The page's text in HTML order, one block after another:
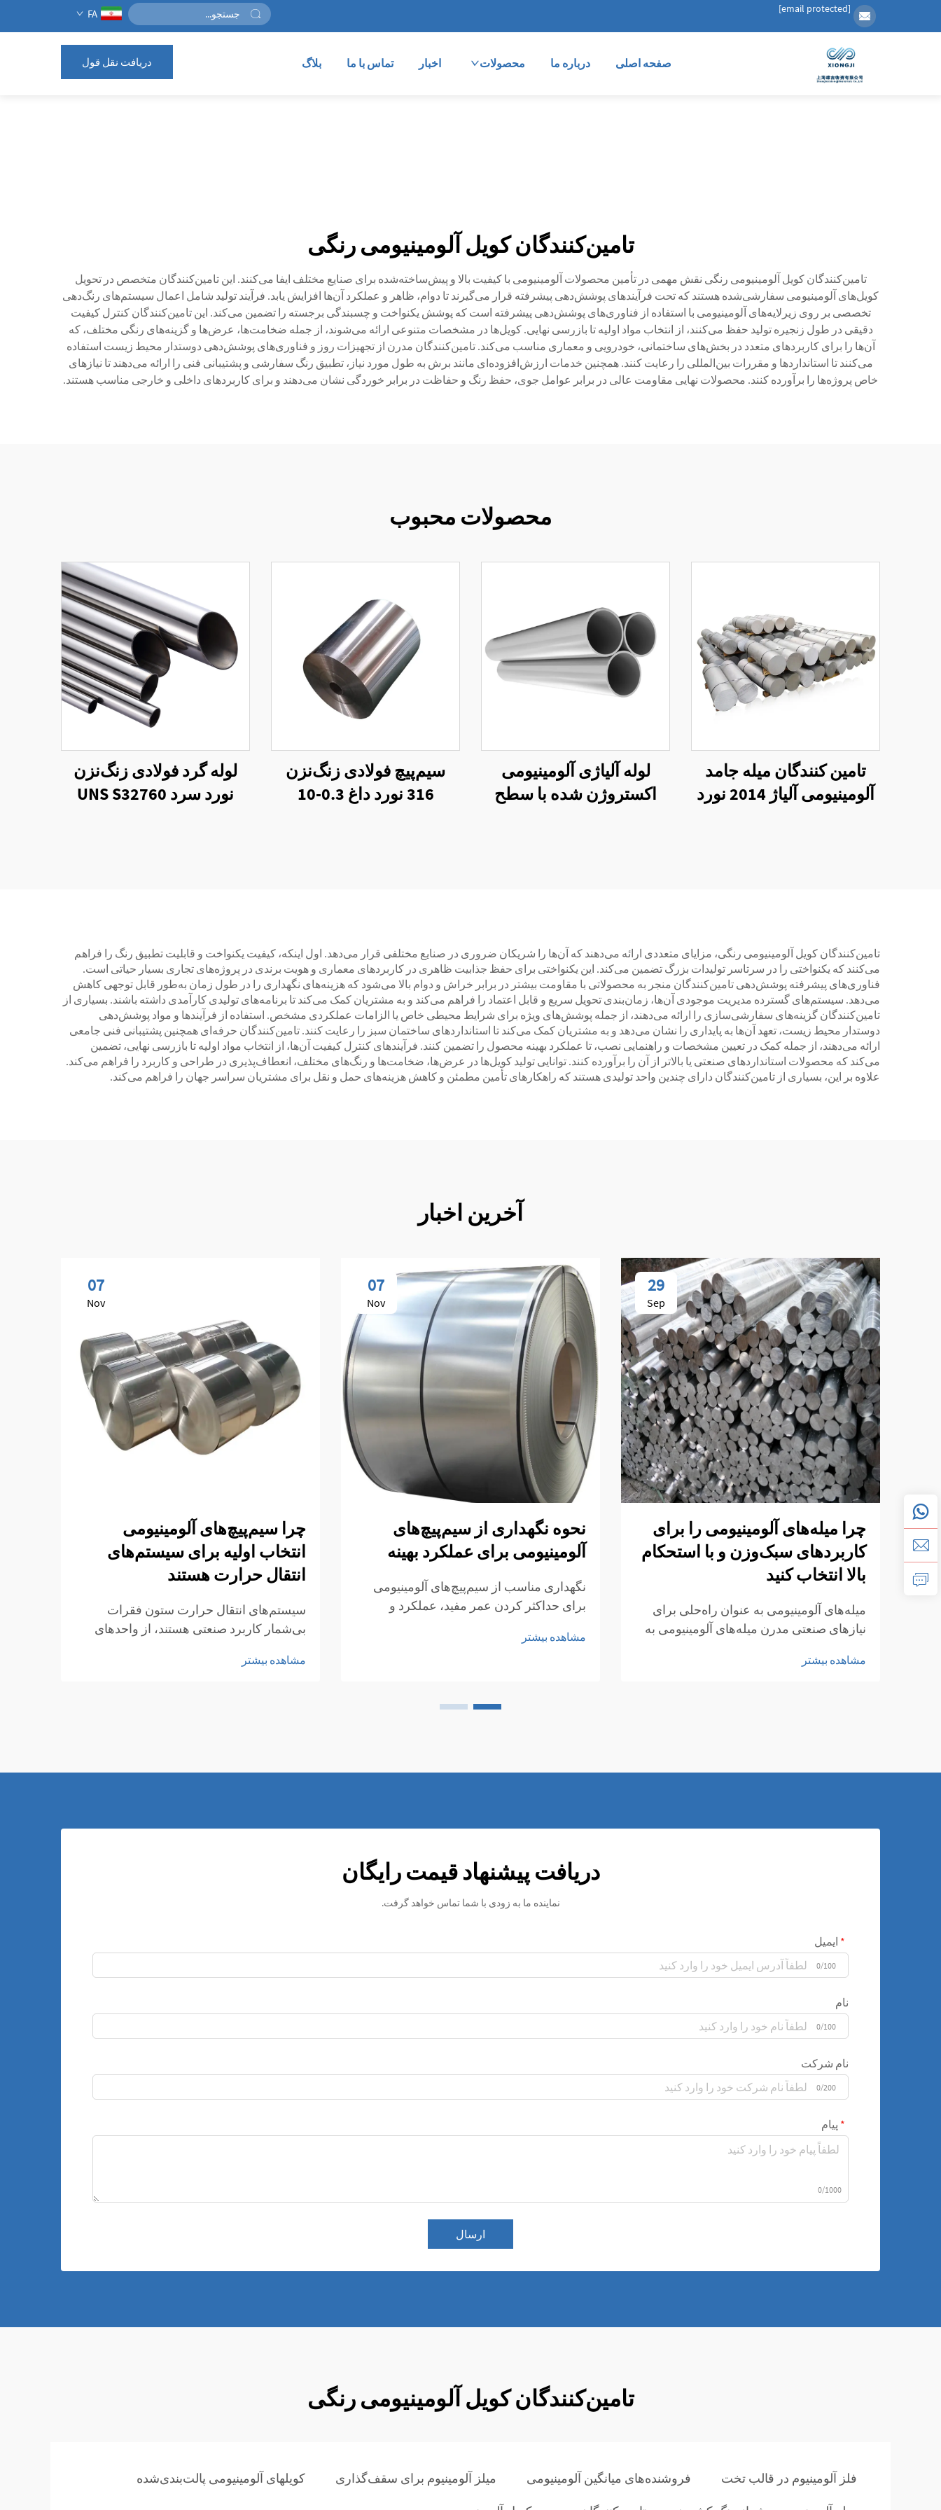
[email protected]
FA
صفحه اصلی درباره ما محصولات اخبار تماس با ما بلاگ دریافت نقل قول
تامین‌کنندگان کویل آلومینیومی رنگی
تامین‌کنندگان کویل آلومینیومی رنگی نقش مهمی در تأمین محصولات آلومینیومی با کیفیت بالا و پیش‌ساخته‌شده برای صنایع مختلف ایفا می‌کنند. این تامین‌کنندگان متخصص در تحویل
کویل‌های آلومینیومی سفارشی‌شده هستند که تحت فرآیندهای پوشش‌دهی پیشرفته قرار می‌گیرند تا دوام، ظاهر و عملکرد آن‌ها افزایش یابد. فرآیند تولید شامل اعمال سیستم‌های رنگ‌دهی
تخصصی بر روی زیرلایه‌های آلومینیومی با استفاده از فناوری‌های پوشش‌دهی پیشرفته است که پوشش یکنواخت و چسبندگی برجسته را تضمین می‌کند. این تامین‌کنندگان کنترل کیفیت
دقیقی در طول زنجیره تولید حفظ می‌کنند، از انتخاب مواد اولیه تا بازرسی نهایی. کویل‌ها در مشخصات متنوعی ارائه می‌شوند، از جمله ضخامت‌ها، عرض‌ها و گزینه‌های رنگی مختلف، که
آن‌ها را برای کاربردهای متعدد در بخش‌های ساختمانی، خودرویی و معماری مناسب می‌کند. تامین‌کنندگان مدرن از تجهیزات روز و فناوری‌های پوشش‌دهی دوستدار محیط زیست استفاده
می‌کنند تا استانداردها و مقررات بین‌المللی را رعایت کنند. همچنین خدمات ارزش‌افزوده‌ای مانند برش به طول مورد نیاز، تطبیق رنگ سفارشی و پشتیبانی فنی را ارائه می‌دهند تا نیازهای
خاص پروژه‌ها را برآورده کنند. محصولات نهایی مقاومت عالی در برابر عوامل جوی، حفظ رنگ و حفاظت در برابر خوردگی نشان می‌دهند و برای کاربردهای داخلی و خارجی مناسب هستند.
محصولات محبوب
تامین کنندگان میله جامد
آلومینیومی آلیاژ 2014 نورد
لوله آلیاژی آلومینیومی
اکستروژن شده با سطح
سیم‌پیچ فولادی زنگ‌نزن
316 نورد داغ 0.3-10
لوله گرد فولادی زنگ‌نزن
نورد سرد UNS S32760
تامین‌کنندگان کویل آلومینیومی رنگی، مزایای متعددی ارائه می‌دهند که آن‌ها را شریکان ضروری در صنایع مختلفی قرار می‌دهد. اول اینکه، کیفیت یکنواخت و قابلیت تطبیق رنگ را فراهم
می‌کنند که یکنواختی را در سرتاسر تولیدات بزرگ تضمین می‌کند. این یکنواختی برای حفظ جذابیت ظاهری در کاربردهای معماری و هویت برندی در پروژه‌های تجاری بسیار حیاتی است.
فناوری‌های پیشرفته پوشش‌دهی تامین‌کنندگان منجر به محصولاتی با مقاومت بیشتر در برابر خراش و دوام بالا می‌شود که هزینه‌های نگهداری را در طول زمان به‌طور قابل توجهی کاهش
می‌دهد. سیستم‌های گسترده مدیریت موجودی آن‌ها، زمان‌بندی تحویل سریع و قابل اعتماد را فراهم می‌کند و به مشتریان کمک می‌کند تا برنامه‌های تولیدی کارآمدی داشته باشند. بسیاری از
تامین‌کنندگان گزینه‌های سفارشی‌سازی را ارائه می‌دهند، از جمله پوشش‌های ویژه برای شرایط محیطی خاص یا الزامات عملکردی مشخص. استفاده از فرآیندها و مواد پوشش‌دهی
دوستدار محیط زیست، تعهد آن‌ها به پایداری را نشان می‌دهد و به مشتریان کمک می‌کند تا استانداردهای ساختمان سبز را رعایت کنند. تامین‌کنندگان حرفه‌ای همچنین پشتیبانی فنی جامعی
ارائه می‌دهند، از جمله کمک در تعیین مشخصات و راهنمایی نصب، تا عملکرد بهینه محصول را تضمین کنند. فرآیندهای کنترل کیفیت آن‌ها، از انتخاب مواد اولیه تا بازرسی نهایی، تضمین
می‌کند که محصولات استانداردهای صنعتی یا بالاتر از آن را برآورده کنند. توانایی تولید کویل‌ها در عرض‌ها، ضخامت‌ها و رنگ‌های مختلف، انعطاف‌پذیری در طراحی و کاربرد را فراهم می‌کند.
علاوه بر این، بسیاری از تامین‌کنندگان دارای چندین واحد تولیدی هستند که راهکارهای تأمین مطمئن و کاهش هزینه‌های حمل و نقل برای مشتریان سراسر جهان را فراهم می‌کند.
آخرین اخبار
29
Sep
چرا میله‌های آلومینیومی را برای
کاربردهای سبک‌وزن و با استحکام
بالا انتخاب کنید
میله‌های آلومینیومی به عنوان راه‌حلی برای
نیازهای صنعتی مدرن میله‌های آلومینیومی به
سبک‌وزنی و استحکام بالا به‌طور گسترده
مشاهده بیشتر
07
Nov
نحوه نگهداری از سیم‌پیچ‌های
آلومینیومی برای عملکرد بهینه
نگهداری مناسب از سیم‌پیچ‌های آلومینیومی
برای حداکثر کردن عمر مفید، عملکرد و
ضروری است. چه در سیستم‌های تهویه
آلومینیومی نیازمند...
مشاهده بیشتر
07
Nov
چرا سیم‌پیچ‌های آلومینیومی
انتخاب اولیه برای سیستم‌های
انتقال حرارت هستند
سیستم‌های انتقال حرارت ستون فقرات
بی‌شمار کاربرد صنعتی هستند، از واحدهای
سیستم‌های خنک‌کننده نیروگاه‌ها. انتخاب مواد
مشاهده بیشتر
دریافت پیشنهاد قیمت رایگان
نماینده ما به زودی با شما تماس خواهد گرفت.
ایمیل
0/100
نام
0/100
نام شرکت
0/200
پیام
0/1000
ارسال
تامین‌کنندگان کویل آلومینیومی رنگی
فلز آلومینیوم در قالب تخت فروشنده‌های میانگین آلومینیومی میلز آلومینیوم برای سقف‌گذاری کویلهای آلومینیومی پالت‌بندی‌شده